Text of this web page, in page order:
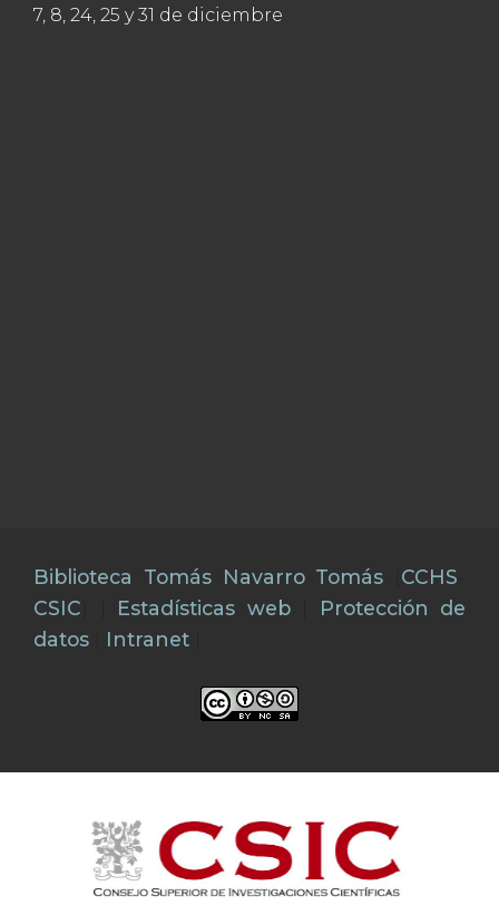
7, 8, 24, 25 y 31 de diciembre
Biblioteca Tomás Navarro Tomás CCHS
CSIC
Estadísticas web|
Protección de
datos
Intranet